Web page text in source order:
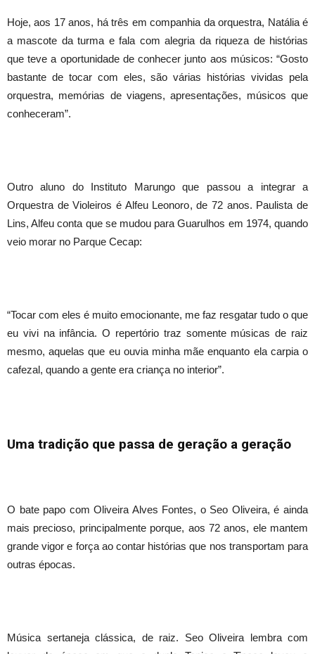
Hoje, aos 17 anos, há três em companhia da orquestra, Natália é
a mascote da turma e fala com alegria da riqueza de histórias
que teve a oportunidade de conhecer junto aos músicos: “Gosto
bastante de tocar com eles, são várias histórias vividas pela
orquestra, memórias de viagens, apresentações, músicos que
conheceram”.
Outro aluno do Instituto Marungo que passou a integrar a
Orquestra de Violeiros é Alfeu Leonoro, de 72 anos. Paulista de
Lins, Alfeu conta que se mudou para Guarulhos em 1974, quando
veio morar no Parque Cecap:
“Tocar com eles é muito emocionante, me faz resgatar tudo o que
eu vivi na infância. O repertório traz somente músicas de raiz
mesmo, aquelas que eu ouvia minha mãe enquanto ela carpia o
cafezal, quando a gente era criança no interior”.
Uma tradição que passa de geração a geração
O bate papo com Oliveira Alves Fontes, o Seo Oliveira, é ainda
mais precioso, principalmente porque, aos 72 anos, ele mantem
grande vigor e força ao contar histórias que nos transportam para
outras épocas.
Música sertaneja clássica, de raiz. Seo Oliveira lembra com